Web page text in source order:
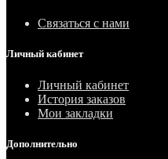
Связаться с нами
Личный кабинет
Личный кабинет
История заказов
Мои закладки
Дополнительно